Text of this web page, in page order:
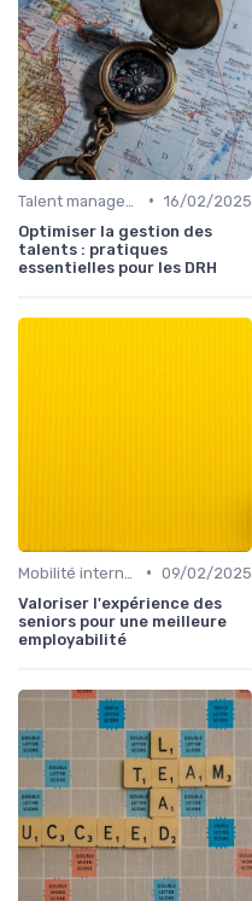
• 16/02/2025
Optimiser la gestion des
talents : pratiques
essentielles pour les DRH
• 09/02/2025
Valoriser l'expérience des
seniors pour une meilleure
employabilité